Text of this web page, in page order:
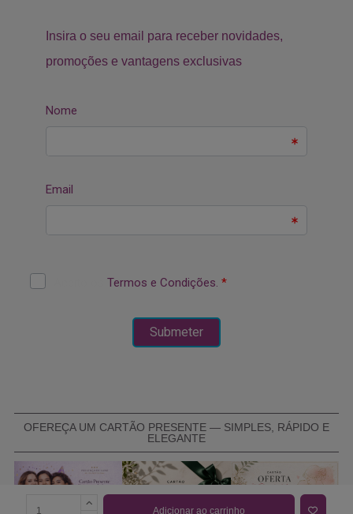
Adicionar ao carrinho
OFEREÇA UM CARTÃO PRESENTE — SIMPLES, RÁPIDO E
ELEGANTE